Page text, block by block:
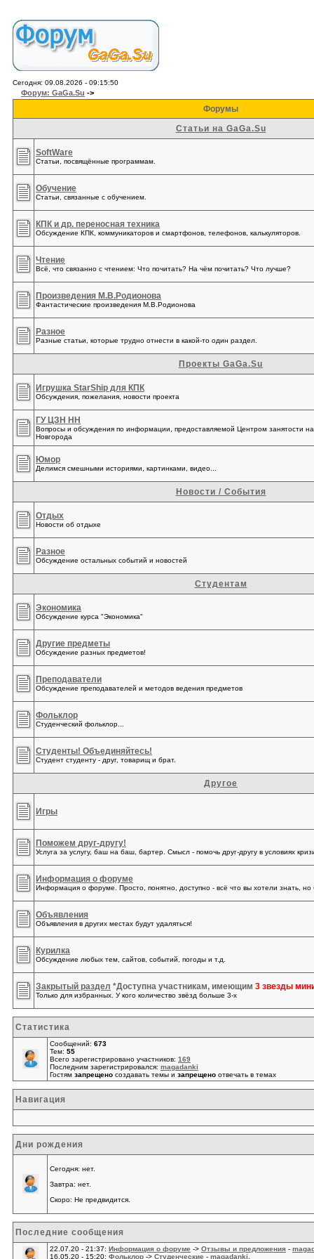
Сегодня: 09.08.2026 - 09:15:50
Форум: GaGa.Su ->
Форумы
Статьи на GaGa.Su
SoftWare
Статьи, посвящённые программам.
Обучение
Статьи, связанные с обучением.
КПК и др. переносная техника
Обсуждение КПК, коммуникаторов и смартфонов, телефонов, калькуляторов.
Чтение
Всё, что связанно с чтением: Что почитать? На чём почитать? Что лучше?
Произведения М.В.Родионова
Фантастические произведения М.В.Родионова
Разное
Разные статьи, которые трудно отнести в какой-то один раздел.
Проекты GaGa.Su
Игрушка StarShip для КПК
Обсуждения, пожелания, новости проекта
ГУ ЦЗН НН
Вопросы и обсуждения по информации, предоставляемой Центром занятости
Новгорода
Юмор
Делимся смешными историями, картинками, видео...
Новости / События
Отдых
Новости об отдыхе
Разное
Обсуждение остальных событий и новостей
Студентам
Экономика
Обсуждение курса "Экономика"
Другие предметы
Обсуждение разных предметов!
Преподаватели
Обсуждение преподавателей и методов ведения предметов
Фольклор
Студенческий фольклор...
Студенты! Объединяйтесь!
Студент студенту - друг, товарищ и брат.
Другое
Игры
Поможем друг-другу!
Услуга за услугу, баш на баш, бартер. Смысл - помочь друг-другу в условиях
Информация о форуме
Информация о форуме. Просто, понятно, доступно - всё что вы хотели знать, но
Объявления
Объявления в других местах будут удаляться!
Курилка
Обсуждение любых тем, сайтов, событий, погоды и т.д.
Закрытый раздел *Доступна участникам, имеющим 3 звезды
Только для избранных. У кого количество звёзд больше 3-х
Статистика
Сообщений: 673
Тем: 55
Всего зарегистрировано участников: 169
Последним зарегистрировался: magadanki
Гостям запрещено создавать темы и запрещено отвечать в темах
Навигация
Дни рождения
Сегодня: нет.
Завтра: нет.
Скоро: Не предвидится.
Последние сообщения
22.07.20 - 21:37: Информация о форуме -> Отзывы и предложения -
16.05.20 - 15:20: Фольклор -> Студенческие - magadanki